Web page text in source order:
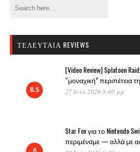
ΤΕΛΕΥΤΑΊΑ REVIEWS
8.5
[Video Review] Splatoon
“μοναχική” περιπέτεια
27 Ιούλ 2026 8:00 μμ
Star Fox για το Nintendo
περιμέναμε — αλλά με